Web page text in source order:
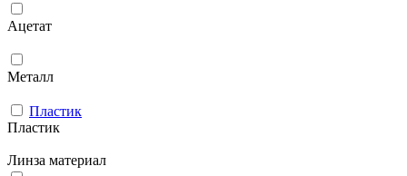
Ацетат
Металл
Пластик
Пластик
Линза материал